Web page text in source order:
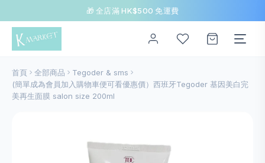
🎁 全店滿 HK$500 免運費
首頁 全部商品
Tegoder & sms
(簡單成為會員加入購物車便可看優惠價）西班牙Tegoder 基因美白完
美再生面膜 salon size 200ml